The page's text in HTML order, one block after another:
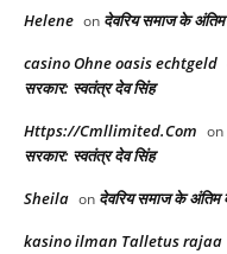
Helene on देवरिय समाज के अंतिम
casino Ohne oasis echtgeld
सरकार: स्वतंत्र देव सिंह
Https://Cmllimited.Com on
सरकार: स्वतंत्र देव सिंह
Sheila on देवरिय समाज के अंतिम
kasino ilman Talletus rajaa